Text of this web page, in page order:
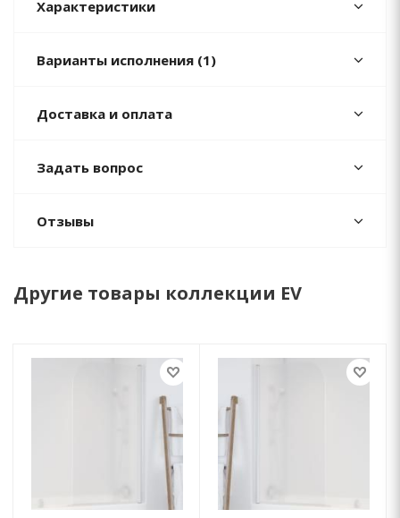
Характеристики
Варианты исполнения (1)
Доставка и оплата
Задать вопрос
Отзывы
Другие товары коллекции EV